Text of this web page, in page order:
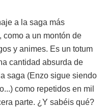
a la saga más
como a un montón de
y animes. Es un totum
cantidad absurda de
saga (Enzo sigue siendo
como repetidos en mil
parte. ¿Y sabéis qué?